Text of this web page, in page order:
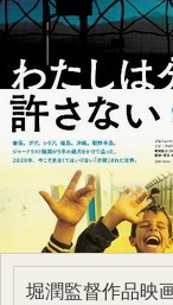
堀潤監督作品映